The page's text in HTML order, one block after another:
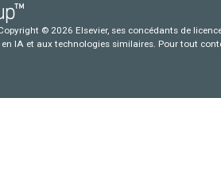
© 2026 Elsevier, ses concédants de
IA et aux technologies similaires. Pour tout